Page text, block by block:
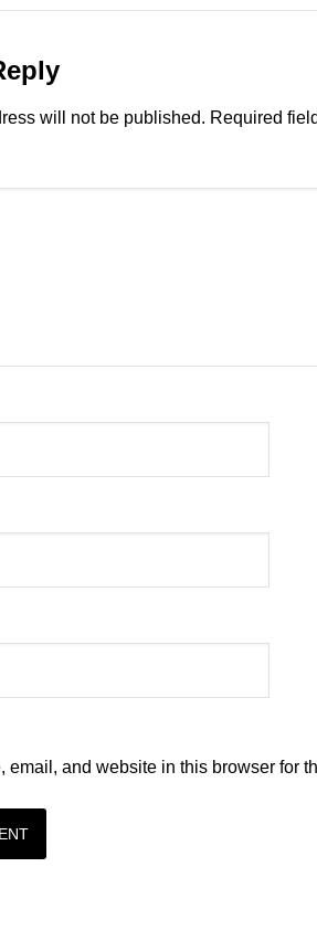
will not be published. Required
email, and website in this browser for